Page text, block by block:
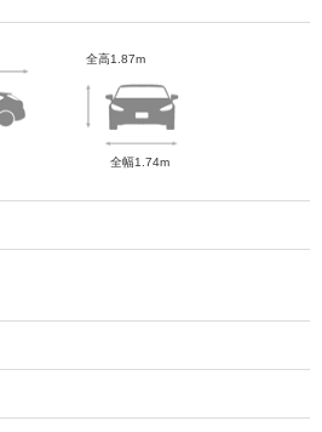
全高1.87m
全幅1.74m